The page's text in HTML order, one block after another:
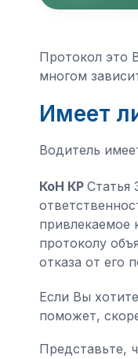
Протокол это
многом
Имеет
Водитель
КоН КР Статья
привлекаемое
протоколу
отказа от его
Если Вы
поможет,
Представьте,